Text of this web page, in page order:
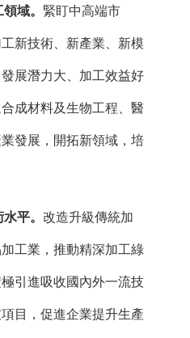
域。 緊盯中高端市
新技術、新產業、新模
展潛力大、加工效益好
成材料及生物工程、醫
發展，開拓新領域，培
平。 改造升級傳統加
工業，推動精深加工綠
引進吸收國內外一流技
目，促進企業提升生產